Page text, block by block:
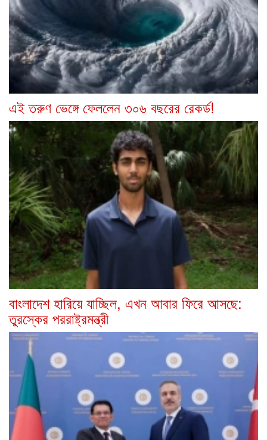
এই তরুণ ভেঙ্গে ফেললেন ৩০৬ বছরের রেকর্ড!
বাংলাদেশ হারিয়ে যাচ্ছিল, এখন আবার ফিরে আসছে:
তুরস্কের পররাষ্ট্রমন্ত্রী